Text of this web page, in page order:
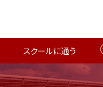
スクールに通う